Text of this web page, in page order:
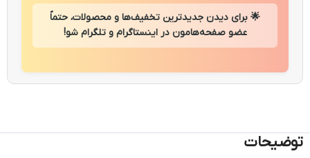
🌟 برای دیدن جدیدترین تخفیف‌ها و محصولات، حتماً
عضو صفحه‌هامون در اینستاگرام و تلگرام شو!
توضیحات